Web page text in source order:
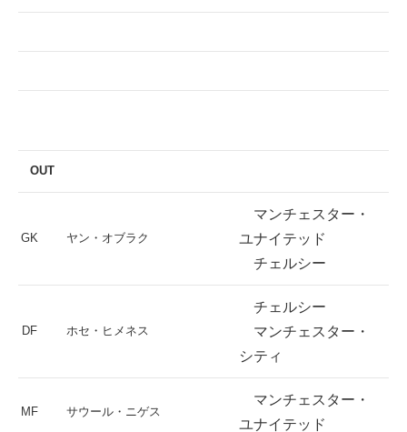
OUT
GK ヤン・オブラク
マンチェスター・
ユナイテッド
チェルシー
DF ホセ・ヒメネス
チェルシー
マンチェスター・
シティ
MF サウール・ニゲス
マンチェスター・
ユナイテッド